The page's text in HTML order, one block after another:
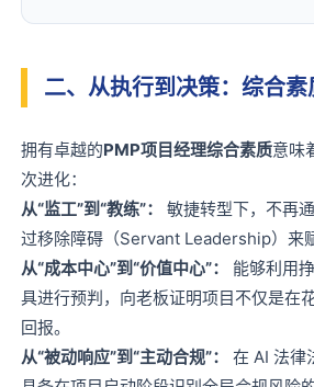
二、从执行到决策：综合
拥有卓越的PMP项目经理综合素质意味
次进化：
从“监工”到“教练”：
敏捷转型下，不再
过移除障碍（Servant Leadership）来
从“成本中心”到“价值中心”：
能够利用
具进行预判，向老板证明项目不仅是在
回报。
从“被动响应”到“主动合规”：
在 AI 法律